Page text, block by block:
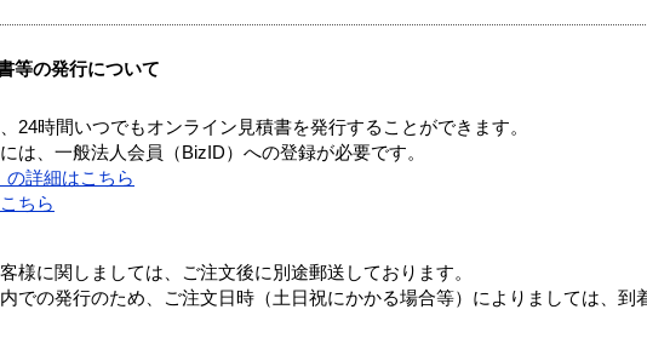
等の発行について
24時間いつでもオンライン見積書を発行することができます。
は、一般法人会員（BizID）への登録が必要です。
詳細はこちら
ちら
様に関しましては、ご注文後に別途郵送しております。
での発行のため、ご注文日時（土日祝にかかる場合等）によりましては、到